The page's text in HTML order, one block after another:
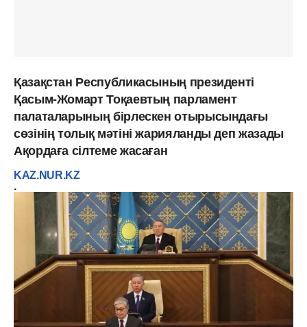
Қазақстан Республикасының президенті
Қасым-Жомарт Тоқаевтың парламент
палаталарының бірлескен отырысындағы
сөзінің толық мәтіні жарияланды деп жазады
Ақордаға сілтеме жасаған
KAZ.NUR.KZ
.